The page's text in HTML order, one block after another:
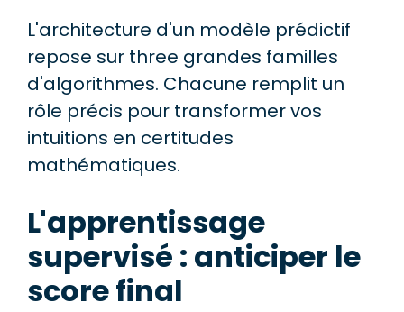
L'architecture d'un modèle prédictif
repose sur three grandes familles
d'algorithmes. Chacune remplit un
rôle précis pour transformer vos
intuitions en certitudes
mathématiques.
L'apprentissage
supervisé : anticiper le
score final